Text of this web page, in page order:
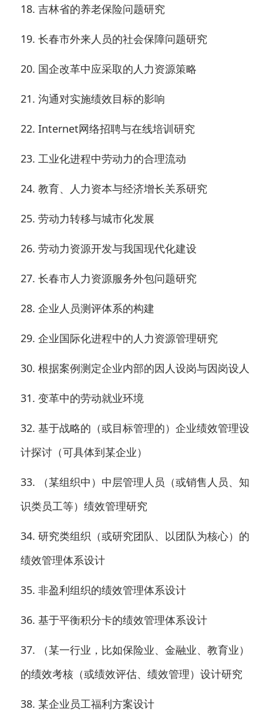
18. 吉林省的养老保险问题研究
19. 长春市外来人员的社会保障问题研究
20. 国企改革中应采取的人力资源策略
21. 沟通对实施绩效目标的影响
22. Internet 网络招聘与在线培训研究
23. 工业化进程中劳动力的合理流动
24. 教育、人力资本与经济增长关系研究
25. 劳动力转移与城市化发展
26. 劳动力资源开发与我国现代化建设
27. 长春市人力资源服务外包问题研究
28. 企业人员测评体系的构建
29. 企业国际化进程中的人力资源管理研究
30. 根据案例测定企业内部的因人设岗与因岗设人
31. 变革中的劳动就业环境
32. 基于战略的（或目标管理的）企业绩效管理设
计探讨（可具体到某企业）
33. （某组织中）中层管理人员（或销售人员、知
识类员工等）绩效管理研究
34. 研究类组织（或研究团队、以团队为核心）的
绩效管理体系设计
35. 非盈利组织的绩效管理体系设计
36. 基于平衡积分卡的绩效管理体系设计
37. （某一行业，比如保险业、金融业、教育业）
的绩效考核（或绩效评估、绩效管理）设计研究
38. 某企业员工福利方案设计